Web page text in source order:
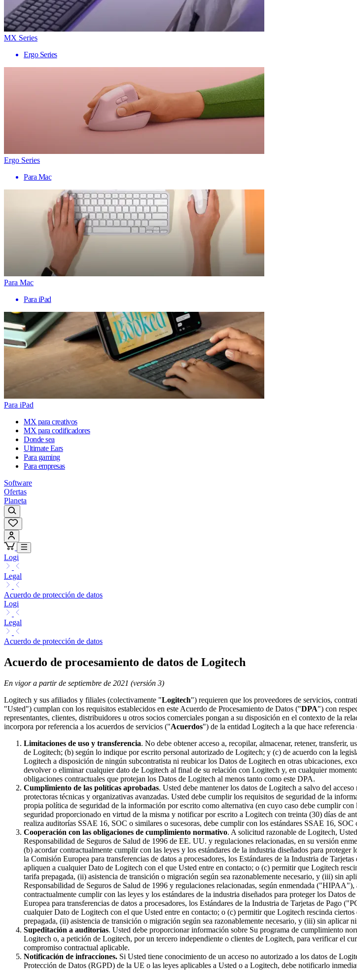
MX Series
Ergo Series
Ergo Series
Para Mac
Para Mac
Para iPad
Para iPad
MX para creativos
MX para codificadores
Donde sea
Ultimate Ears
Para gaming
Para empresas
Software
Ofertas
Planeta
Logi
Legal
Acuerdo de protección de datos
Logi
Legal
Acuerdo de protección de datos
Acuerdo de procesamiento de datos de Logitech
En vigor a partir de septiembre de 2021 (versión 3)
Logitech y sus afiliados y filiales (colectivamente "Logitech") requieren que los proveedores de servicios,
"Usted") cumplan con los requisitos establecidos en este Acuerdo de Procesamiento de Datos ("DPA") con
representantes, clientes, distribuidores u otros socios comerciales pongan a su disposición en el contexto de la
incorpora por referencia a los acuerdos de servicios ("Acuerdos") de la entidad Logitech a la que hace
Limitaciones de uso y transferencia. No debe obtener acceso a, recopilar, almacenar, retener,
de Logitech; (b) según lo indique por escrito personal autorizado de Logitech; y (c) de acuerdo con la
Logitech a disposición de ningún subcontratista ni reubicar los Datos de Logitech en otras ubicaciones,
devolver o eliminar cualquier dato de Logitech al final de su relación con Logitech y, en cualquier
obligaciones contractuales que protejan los Datos de Logitech al menos tanto como este DPA.
Cumplimiento de las políticas aprobadas. Usted debe mantener los datos de Logitech a salvo del
protectoras técnicas y organizativas avanzadas. Usted debe cumplir los requisitos de seguridad de la
propia política de seguridad de la información por escrito como alternativa (en cuyo caso debe cumplir
seguridad proporcionado en virtud de la misma y notificar por escrito a Logitech con treinta (30) días de
realiza auditorías SSAE 16, SOC o similares o sucesoras, debe cumplir con los estándares SSAE 16,
Cooperación con las obligaciones de cumplimiento normativo. A solicitud razonable de Logitech,
Responsabilidad de Seguros de Salud de 1996 de EE. UU. y regulaciones relacionadas, en su versión
(b) acordar contractualmente cumplir con las leyes y los estándares de la industria diseñados para
la Comisión Europea para transferencias de datos a procesadores, los Estándares de la Industria de
apliquen a cualquier Dato de Logitech con el que Usted entre en contacto; o (c) permitir que Logitech
tarifa prepagada, (ii) asistencia de transición o migración según sea razonablemente necesario, y (iii) sin
Responsabilidad de Seguros de Salud de 1996 y regulaciones relacionadas, según enmendada
contractualmente cumplir con las leyes y los estándares de la industria diseñados para proteger los Datos
Europea para transferencias de datos a procesadores, los Estándares de la Industria de Tarjetas de Pago
cualquier Dato de Logitech con el que Usted entre en contacto; o (c) permitir que Logitech rescinda
prepagada, (ii) asistencia de transición o migración según sea razonablemente necesario, y (iii) sin aplicar
Supeditación a auditorías. Usted debe proporcionar información sobre Su programa de cumplimiento
Logitech o, a petición de Logitech, por un tercero independiente o clientes de Logitech, para verificar el
compromiso contractual aplicable.
Notificación de infracciones. Si Usted tiene conocimiento de un acceso no autorizado a los datos de
Protección de Datos (RGPD) de la UE o las leyes aplicables a Usted o a Logitech, debe notificarlo